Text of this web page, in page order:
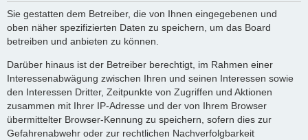
Sie gestatten dem Betreiber, die von Ihnen eingegebenen und
oben näher spezifizierten Daten zu speichern, um das Board
betreiben und anbieten zu können.
Darüber hinaus ist der Betreiber berechtigt, im Rahmen einer
Interessenabwägung zwischen Ihren und seinen Interessen sowie
den Interessen Dritter, Zeitpunkte von Zugriffen und Aktionen
zusammen mit Ihrer IP-Adresse und der von Ihrem Browser
übermittelter Browser-Kennung zu speichern, sofern dies zur
Gefahrenabwehr oder zur rechtlichen Nachverfolgbarkeit